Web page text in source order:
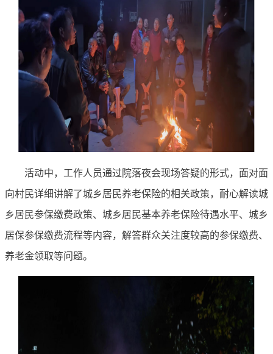
活动中，工作人员通过院落夜会现场答疑的形式，面对面
向村民详细讲解了城乡居民养老保险的相关政策，耐心解读城
乡居民参保缴费政策、城乡居民基本养老保险待遇水平、城乡
居保参保缴费流程等内容，解答群众关注度较高的参保缴费、
养老金领取等问题。